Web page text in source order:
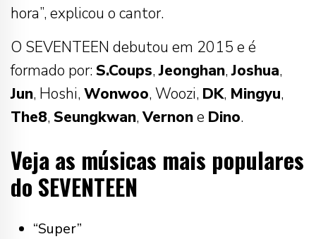
hora”, explicou o cantor.
O SEVENTEEN debutou em 2015 e é
formado por: S.Coups,Jeonghan,Joshua,
Jun, Hoshi, Wonwoo, Woozi, DK, Mingyu,
The8, Seungkwan,Vernone Dino.
Veja as músicas mais populares
do SEVENTEEN
“Super”